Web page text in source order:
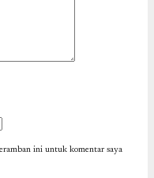
ini untuk komentar saya